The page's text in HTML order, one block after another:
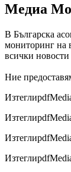
Медиа
В Българска
мониторинг на
всички новости
Ние
Изтеглиpdf
Изтеглиpdf
Изтеглиpdf
Изтеглиpdf